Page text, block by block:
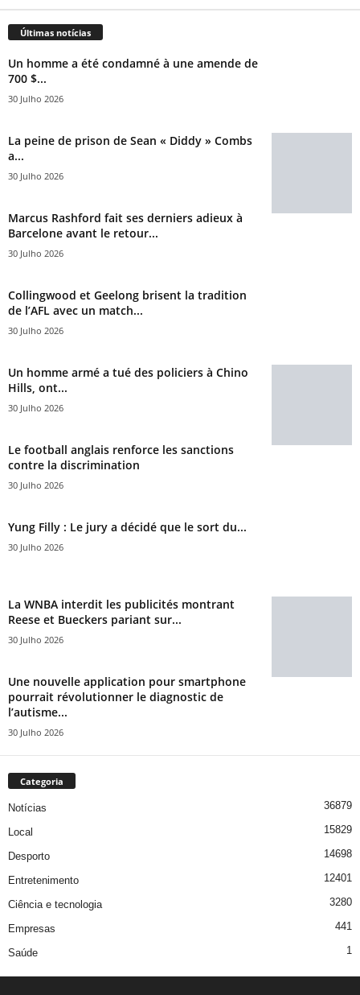
Últimas notícias
Un homme a été condamné à une amende de
700 $...
30 Julho 2026
La peine de prison de Sean « Diddy » Combs
a...
30 Julho 2026
Marcus Rashford fait ses derniers adieux à
Barcelone avant le retour...
30 Julho 2026
Collingwood et Geelong brisent la tradition
de l’AFL avec un match...
30 Julho 2026
Un homme armé a tué des policiers à Chino
Hills, ont...
30 Julho 2026
Le football anglais renforce les sanctions
contre la discrimination
30 Julho 2026
Yung Filly : Le jury a décidé que le sort du...
30 Julho 2026
La WNBA interdit les publicités montrant
Reese et Bueckers pariant sur...
30 Julho 2026
Une nouvelle application pour smartphone
pourrait révolutionner le diagnostic de
l’autisme...
30 Julho 2026
Categoria
Notícias 36879
Local 15829
Desporto 14698
Entretenimento 12401
Ciência e tecnologia 3280
Empresas 441
Saúde 1